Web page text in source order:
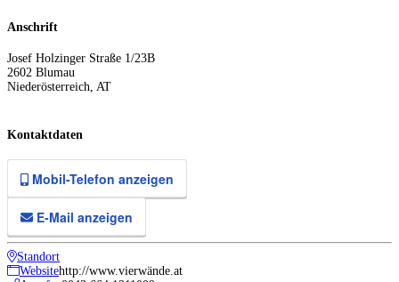
Anschrift
Josef Holzinger Straße 1/23B
2602 Blumau
Niederösterreich AT
Kontaktdaten
Mobil-Telefon anzeigen
E-Mail anzeigen
Standort
Websitehttp://www.vierwände.at